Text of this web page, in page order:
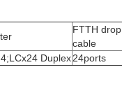
FTTH drop
cable
Duplex24ports